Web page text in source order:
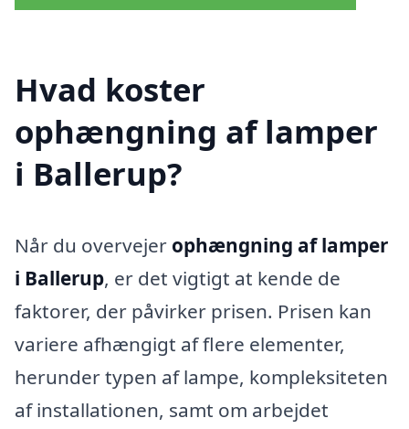
Hvad koster
ophængning af lamper
i Ballerup?
Når du overvejer ophængning af lamper
i Ballerup, er det vigtigt at kende de
faktorer, der påvirker prisen. Prisen kan
variere afhængigt af flere elementer,
herunder typen af lampe, kompleksiteten
af installationen, samt om arbejdet